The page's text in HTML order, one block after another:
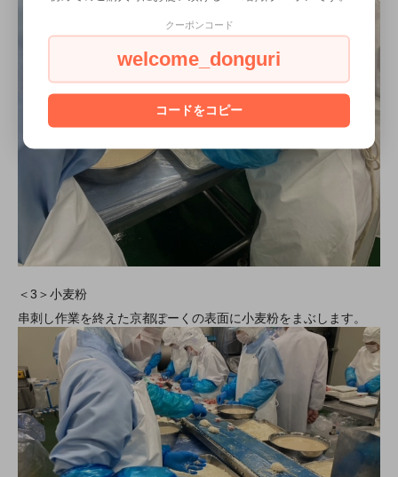
＜3＞小麦粉
串刺し作業を終えた京都ぽーくの表面に小麦粉をまぶします。
クーポンコード
welcome_donguri
コードをコピー